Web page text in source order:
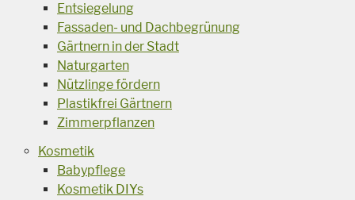
Entsiegelung
Fassaden- und Dachbegrünung
Gärtnern in der Stadt
Naturgarten
Nützlinge fördern
Plastikfrei Gärtnern
Zimmerpflanzen
Kosmetik
Babypflege
Kosmetik DIYs